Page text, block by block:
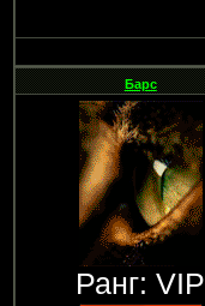
Барс
Ранг: VIP